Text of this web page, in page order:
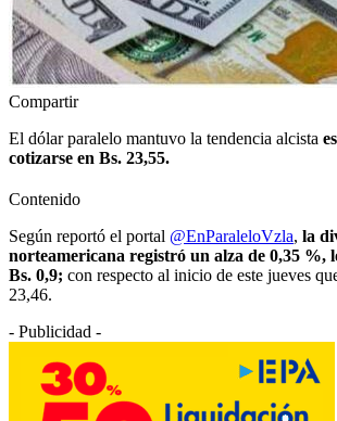
Compartir
El dólar paralelo mantuvo la tendencia alcista
cotizarse en Bs. 23,55.
Contenido
Según reportó el portal @EnParaleloVzla, la
norteamericana registró un alza de 0,35 %,
Bs. 0,9; con respecto al inicio de este jueves
23,46.
- Publicidad -